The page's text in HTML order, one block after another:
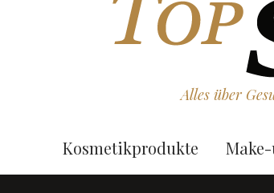
Alles über
Kosmetikprodukte